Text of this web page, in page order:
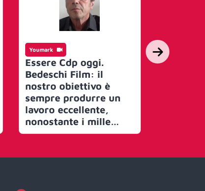
Youmark
Essere Cdp oggi.
Bedeschi Film: il
nostro obiettivo è
sempre produrre un
lavoro eccellente,
nonostante i mille
paletti. Abbiamo
e prospettive. Spot,
Youmark
‘Una
qualità.